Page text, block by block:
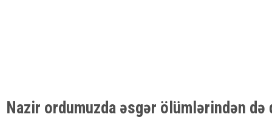
Nazir ordumuzda əsgər ölümlərindən də